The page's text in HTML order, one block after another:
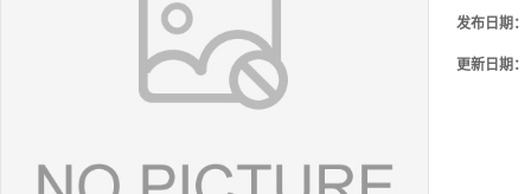
发布日期：
更新日期：